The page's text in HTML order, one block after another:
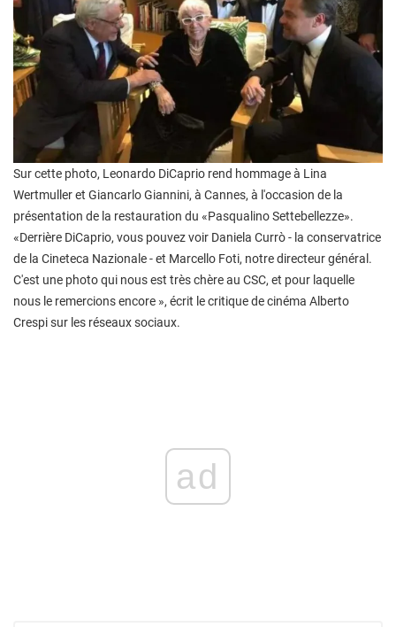
Sur cette photo, Leonardo DiCaprio rend hommage à Lina
Wertmuller et Giancarlo Giannini, à Cannes, à l'occasion de la
présentation de la restauration du «Pasqualino Settebellezze».
«Derrière DiCaprio, vous pouvez voir Daniela Currò - la conservatrice
de la Cineteca Nazionale - et Marcello Foti, notre directeur général.
C'est une photo qui nous est très chère au CSC, et pour laquelle
nous le remercions encore », écrit le critique de cinéma Alberto
Crespi sur les réseaux sociaux.
ad